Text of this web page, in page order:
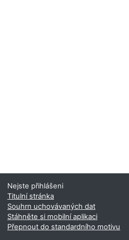
Nejste přihlášeni
Titulní stránka
Souhrn uchovávaných dat
Stáhněte si mobilní aplikaci
Přepnout do standardního motivu